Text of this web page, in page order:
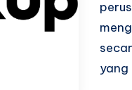
yang